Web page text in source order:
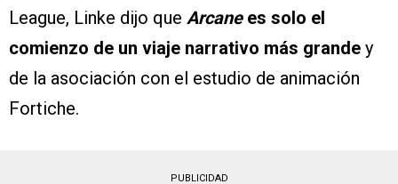
League, Linke dijo que Arcane es solo el
comienzo de un viaje narrativo más grande y
de la asociación con el estudio de animación
Fortiche.
PUBLICIDAD